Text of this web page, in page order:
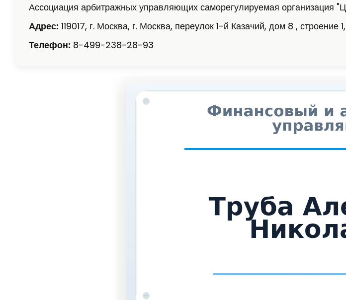
Ассоциация арбитражных управляющих саморегулируемая организация
Адрес: 119017, г. Москва, г. Москва, переулок 1-й Казачий, дом 8 , строение
Телефон: 8-499-238-28-93